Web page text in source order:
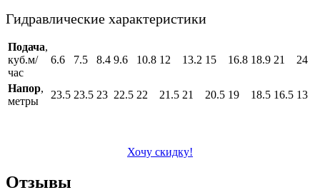
Гидравлические характеристики
Подача,
куб.м/
час
6.6 7.5 8.4 9.6 10.8 12 13.2 15 16.8 18.9 21 24
Напор,
метры
23.5 23.5 23 22.5 22 21.5 21 20.5 19 18.5 16.5 13
Хочу скидку!
Отзывы